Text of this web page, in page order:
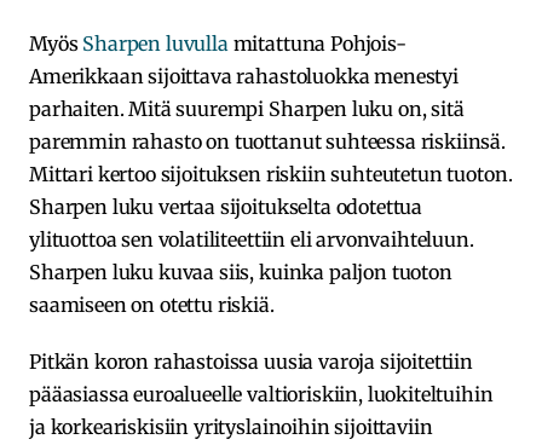
Myös Sharpen luvulla mitattuna Pohjois-
Amerikkaan sijoittava rahastoluokka menestyi
parhaiten. Mitä suurempi Sharpen luku on, sitä
paremmin rahasto on tuottanut suhteessa riskiinsä.
Mittari kertoo sijoituksen riskiin suhteutetun tuoton.
Sharpen luku vertaa sijoitukselta odotettua
ylituottoa sen volatiliteettiin eli arvonvaihteluun.
Sharpen luku kuvaa siis, kuinka paljon tuoton
saamiseen on otettu riskiä.
Pitkän koron rahastoissa uusia varoja sijoitettiin
pääasiassa euroalueelle valtioriskiin, luokiteltuihin
ja korkeariskisiin yrityslainoihin sijoittaviin